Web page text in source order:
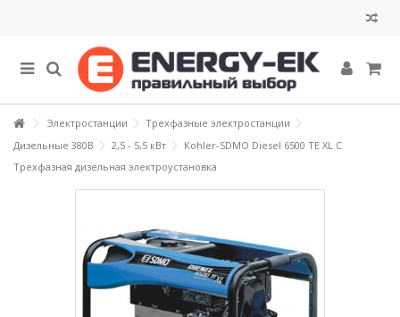
Электростанции
Трехфазные электростанции
Дизельные 380В
2,5 - 5,5 кВт
Kohler-SDMO Diesel 6500 TE XL C
Трехфазная дизельная электроустановка